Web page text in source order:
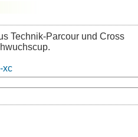
Technik-Parcour und Cross
xc